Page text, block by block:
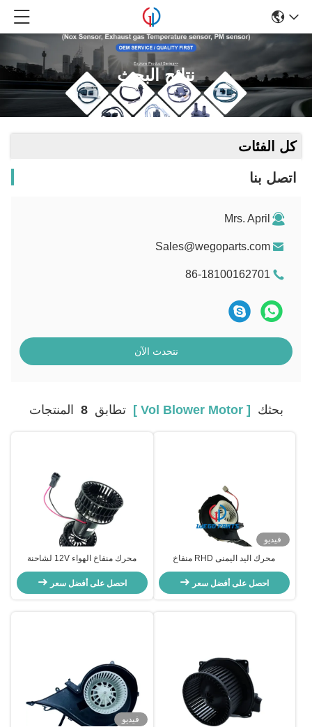
نتائج البحث
كل الفئات
اتصل بنا
Mrs. April
Sales@wegoparts.com
86-18100162701
نتحدث الآن
بحثك [ Vol Blower Motor ] تطابق8 المنتجات
فيديو
محرك اليد اليمنى RHD منفاخ
المحرك فولفو شاحنة FM FH شاحنة
منفاخ OEM 84223451 82407985احصل على أفضل سعر
محرك منفاخ الهواء 12V لشاحنة
فولفو OE 3946686 351034171
احصل على أفضل سعر
فيديو